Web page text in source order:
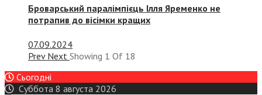
Броварський паралімпієць Ілля Яременко не
потрапив до вісімки кращих
07.09.2024
Prev Next Showing 1 Of 18
Сьогодні
Суббота 8 августа 2026